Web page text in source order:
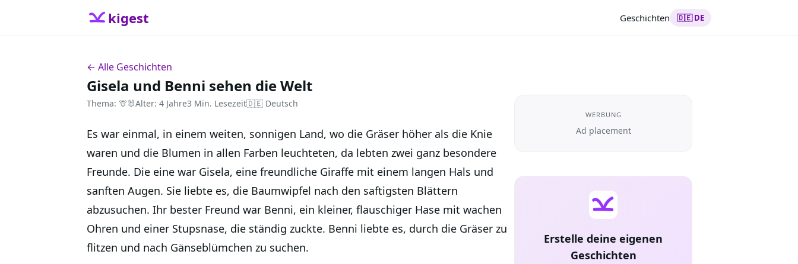
kigest Geschichten 🇩🇪 DE
← Alle Geschichten
Gisela und Benni sehen die Welt
Thema: 🦒🐰Alter: 4 Jahre3 Min. Lesezeit🇩🇪 Deutsch
Es war einmal, in einem weiten, sonnigen Land, wo die Gräser höher als die Knie
waren und die Blumen in allen Farben leuchteten, da lebten zwei ganz besondere
Freunde. Die eine war Gisela, eine freundliche Giraffe mit einem langen Hals und
sanften Augen. Sie liebte es, die Baumwipfel nach den saftigsten Blättern
abzusuchen. Ihr bester Freund war Benni, ein kleiner, flauschiger Hase mit wachen
Ohren und einer Stupsnase, die ständig zuckte. Benni liebte es, durch die Gräser zu
flitzen und nach Gänseblümchen zu suchen.
WERBUNG
Ad placement
Erstelle deine eigenen
Geschichten